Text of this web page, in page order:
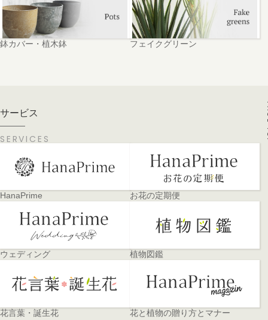
鉢カバー・植木鉢 フェイクグリーン
サービス
SERVICES
HanaPrime お花の定期便
ウェディング 植物図鑑
花言葉・誕生花 花と植物の贈り方とマナー